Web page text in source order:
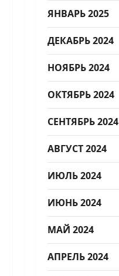
ЯНВАРЬ 2025
ДЕКАБРЬ 2024
НОЯБРЬ 2024
ОКТЯБРЬ 2024
СЕНТЯБРЬ 2024
АВГУСТ 2024
ИЮЛЬ 2024
ИЮНЬ 2024
МАЙ 2024
АПРЕЛЬ 2024